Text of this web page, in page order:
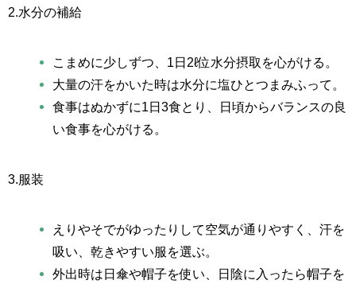
2.水分の補給
こまめに少しずつ、1日2ℓ位水分摂取を心がける。
大量の汗をかいた時は水分に塩ひとつまみふって。
食事はぬかずに1日3食とり、日頃からバランスの良
い食事を心がける。
3.服装
えりやそでがゆったりして空気が通りやすく、汗を
吸い、乾きやすい服を選ぶ。
外出時は日傘や帽子を使い、日陰に入ったら帽子を